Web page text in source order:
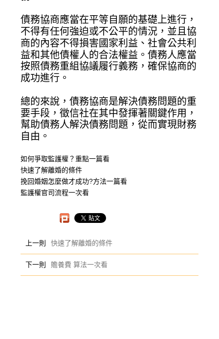
債務協商應當在平等自願的基礎上進行，
不得有任何強迫或不公平的情況，並且協
商的內容不得損害國家利益、社會公共利
益和其他債權人的合法權益。債務人應當
按照債務重組協議履行義務，確保協商的
成功進行。
總的來說，債務協商是解決債務問題的重
要手段，徵信社在其中發揮著關鍵作用，
幫助債務人解決債務問題，從而實現財務
自由。
如何爭取監護權？重點一篇看
快速了解離婚的條件
挽回婚姻怎麼做才成功?方法一篇看
監護權官司流程一次看
上一則 快速了解離婚的條件
下一則 贍養費 算法一次看